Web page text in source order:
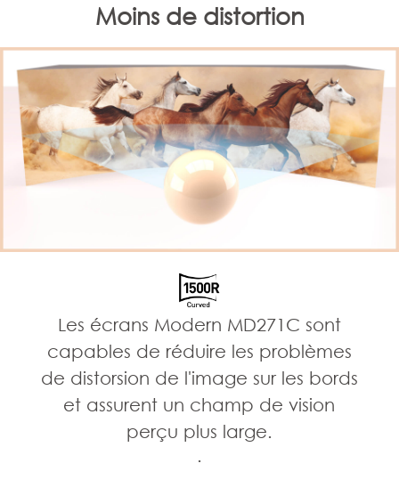
Moins de distortion
Les écrans Modern MD271C sont
capables de réduire les problèmes
de distorsion de l'image sur les bords
et assurent un champ de vision
perçu plus large.
.